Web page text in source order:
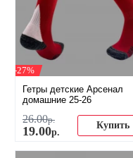
-27%
Гетры детские Арсенал
домашние 25-26
26.00р.
19.00р.
Купить